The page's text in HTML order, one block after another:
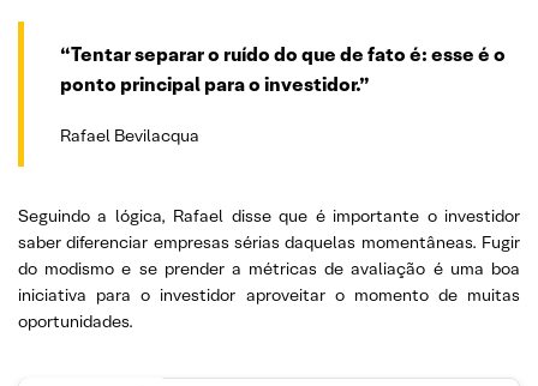
“Tentar separar o ruído do que de fato é: esse é o
ponto principal para o investidor.”
Rafael Bevilacqua
Seguindo a lógica, Rafael disse que é importante o investidor
saber diferenciar empresas sérias daquelas momentâneas. Fugir
do modismo e se prender a métricas de avaliação é uma boa
iniciativa para o investidor aproveitar o momento de muitas
oportunidades.